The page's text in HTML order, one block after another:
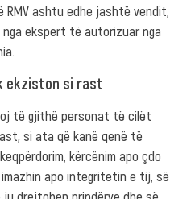
ashtu edhe jashtë vendit,
ekspert të autorizuar nga
ekziston si rast
të gjithë personat të cilët
si ata që kanë qenë të
kërcënim apo çdo
apo integritetin e tij, së
drejtohen prindërve dhe së